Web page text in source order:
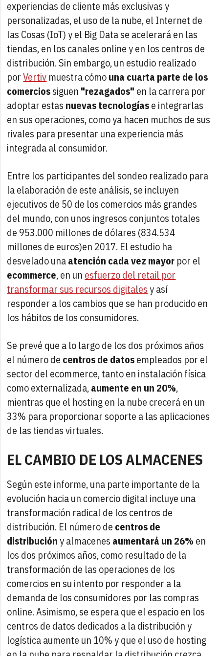
experiencias de cliente más exclusivas y
personalizadas, el uso de la nube, el Internet de
las Cosas (IoT) y el Big Data se acelerará en las
tiendas, en los canales online y en los centros de
distribución. Sin embargo, un estudio realizado
porVertiv muestra cómouna cuarta parte de los
comerciossiguen "rezagados" en la carrera por
adoptar estas nuevas tecnologíase integrarlas
en sus operaciones, como ya hacen muchos de sus
rivales para presentar una experiencia más
integrada al consumidor.
Entre los participantes del sondeo realizado para
la elaboración de este análisis, se incluyen
ejecutivos de 50 de los comercios más grandes
del mundo, con unos ingresos conjuntos totales
de 953.000 millones de dólares (834.534
millones de euros)en 2017. El estudio ha
desvelado unaatención cada vez mayor por el
ecommerce, en un esfuerzo del retail por
transformar sus recursos digitalesy así
responder a los cambios que se han producido en
los hábitos de los consumidores.
Se prevé que a lo largo de los dos próximos años
el número de centros de datosempleados por el
sector del ecommerce, tanto en instalación física
como externalizada,aumente en un 20%,
mientras que el hosting en la nube crecerá en un
33% para proporcionar soporte a las aplicaciones
de las tiendas virtuales.
EL CAMBIO DE LOS ALMACENES
Según este informe, una parte importante de la
evolución hacia un comercio digital incluye una
transformación radical de los centros de
distribución. El número de centros de
distribucióny almacenes aumentará un 26% en
los dos próximos años, como resultado de la
transformación de las operaciones de los
comercios en su intento por responder a la
demanda de los consumidores por las compras
online. Asimismo, se espera que el espacio en los
centros de datos dedicados a la distribución y
logística aumente un 10% y que el uso de hosting